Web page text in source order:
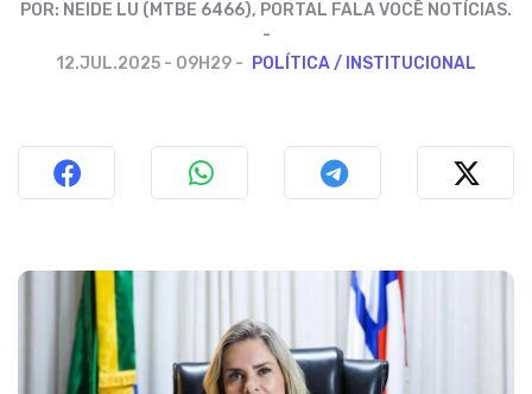
POR: NEIDE LU (MTBE 6466), PORTAL FALA VOCÊ NOTÍCIAS.
12.JUL.2025 - 09H29 POLÍTICA / INSTITUCIONAL